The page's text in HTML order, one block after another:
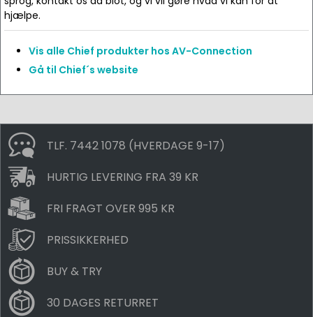
hjælpe.
Vis alle Chief produkter hos AV-Connection
Gå til Chief´s website
TLF. 7442 1078 (HVERDAGE 9-17)
HURTIG LEVERING FRA 39 KR
FRI FRAGT OVER 995 KR
PRISSIKKERHED
BUY & TRY
30 DAGES RETURRET